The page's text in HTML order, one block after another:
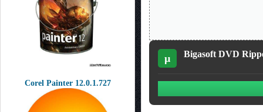
Corel Painter 12.0.1.727
µ Bigasoft DVD